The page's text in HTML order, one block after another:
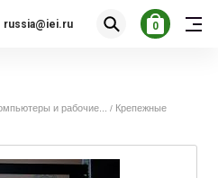
russia@iei.ru 0
и рабочие... / Крепежные